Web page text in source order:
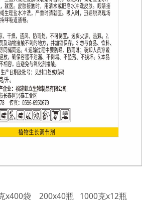
x400袋 200x40瓶 1000克x12瓶